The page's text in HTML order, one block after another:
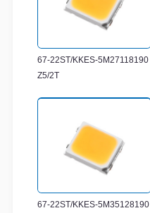
67-22ST/KKES-5M27118190
Z5/2T
67-22ST/KKES-5M35128190